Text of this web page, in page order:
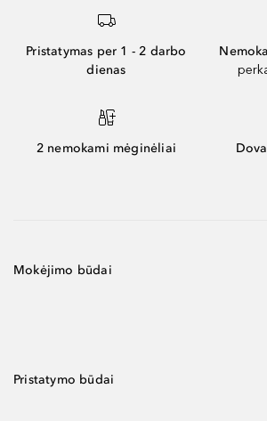
Pristatymas per 1 - 2 darbo
dienas
2 nemokami mėginėliai
Mokėjimo būdai
Pristatymo būdai